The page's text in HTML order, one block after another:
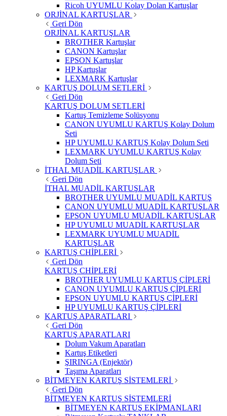
Ricoh UYUMLU Kolay Dolan Kartuşlar
ORJİNAL KARTUŞLAR
Geri Dön
ORJİNAL KARTUŞLAR
BROTHER Kartuşlar
CANON Kartuşlar
EPSON Kartuşlar
HP Kartuşlar
LEXMARK Kartuşlar
KARTUŞ DOLUM SETLERİ
Geri Dön
KARTUŞ DOLUM SETLERİ
Kartuş Temizleme Solüsyonu
CANON UYUMLU KARTUŞ Kolay Dolum
Seti
HP UYUMLU KARTUŞ Kolay Dolum Seti
LEXMARK UYUMLU KARTUŞ Kolay
Dolum Seti
İTHAL MUADİL KARTUŞLAR
Geri Dön
İTHAL MUADİL KARTUŞLAR
BROTHER UYUMLU MUADİL KARTUŞ
CANON UYUMLU MUADİL KARTUŞLAR
EPSON UYUMLU MUADİL KARTUŞLAR
HP UYUMLU MUADİL KARTUŞLAR
LEXMARK UYUMLU MUADİL
KARTUŞLAR
KARTUŞ CHİPLERİ
Geri Dön
KARTUŞ CHİPLERİ
BROTHER UYUMLU KARTUŞ ÇİPLERİ
CANON UYUMLU KARTUŞ ÇİPLERİ
EPSON UYUMLU KARTUŞ ÇİPLERİ
HP UYUMLU KARTUŞ ÇİPLERİ
KARTUŞ APARATLARI
Geri Dön
KARTUŞ APARATLARI
Dolum Vakum Aparatları
Kartuş Etiketleri
ŞIRINGA (Enjektör)
Taşıma Aparatları
BİTMEYEN KARTUŞ SİSTEMLERİ
Geri Dön
BİTMEYEN KARTUŞ SİSTEMLERİ
BİTMEYEN KARTUŞ EKİPMANLARI